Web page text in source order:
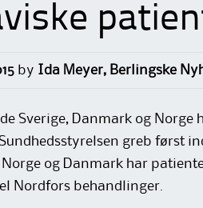
by Ida Meyer, Berlingske
Sverige, Danmark og Norge
greb først
Norge og Danmark har
Nordfors behandlinger.